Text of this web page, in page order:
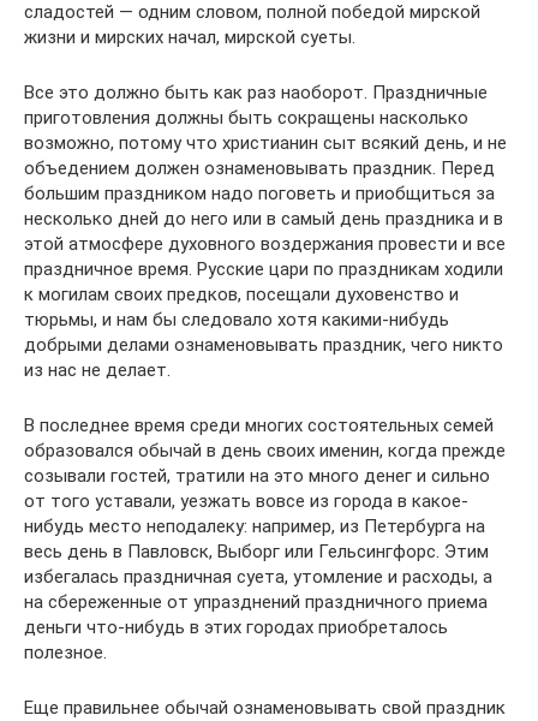
сладостей — одним словом, полной победой мирской
жизни и мирских начал, мирской суеты.
Все это должно быть как раз наоборот. Праздничные
приготовления должны быть сокращены насколько
возможно, потому что христианин сыт всякий день, и не
объедением должен ознаменовывать праздник. Перед
большим праздником надо поговеть и приобщиться за
несколько дней до него или в самый день праздника и в
этой атмосфере духовного воздержания провести и все
праздничное время. Русские цари по праздникам ходили
к могилам своих предков, посещали духовенство и
тюрьмы, и нам бы следовало хотя какими-нибудь
добрыми делами ознаменовывать праздник, чего никто
из нас не делает.
В последнее время среди многих состоятельных семей
образовался обычай в день своих именин, когда прежде
созывали гостей, тратили на это много денег и сильно
от того уставали, уезжать вовсе из города в какое-
нибудь место неподалеку: например, из Петербурга на
весь день в Павловск, Выборг или Гельсингфорс. Этим
избегалась праздничная суета, утомление и расходы, а
на сбереженные от упразднений праздничного приема
деньги что-нибудь в этих городах приобреталось
полезное.
Еще правильнее обычай ознаменовывать свой праздник